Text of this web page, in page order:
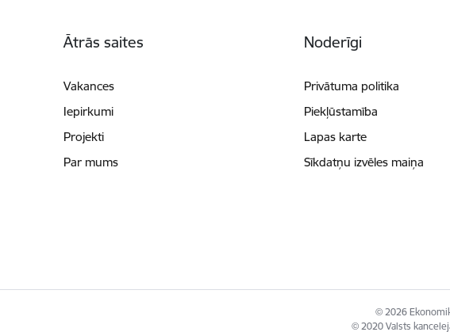
Ātrās saites
Vakances
Iepirkumi
Projekti
Par mums
Noderīgi
Privātuma politika
Piekļūstamība
Lapas karte
Sīkdatņu izvēles maiņa
© 2026
© 2020 Valsts